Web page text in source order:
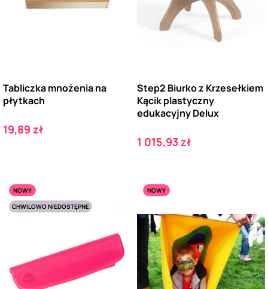
Tabliczka mnożenia na
płytkach
Cena
19,89 zł
Step2 Biurko z Krzesełkiem
Kącik plastyczny
edukacyjny Delux
Cena
1 015,93 zł
NOWY
CHWILOWO NIEDOSTĘPNE
NOWY